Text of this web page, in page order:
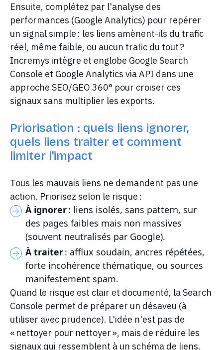
Ensuite, complétez par l'analyse des
performances (Google Analytics) pour repérer
un signal simple : les liens amènent-ils du trafic
réel, même faible, ou aucun trafic du tout ?
Incremys intègre et englobe Google Search
Console et Google Analytics via API dans une
approche SEO/GEO 360° pour croiser ces
signaux sans multiplier les exports.
Priorisation : quels liens ignorer,
quels liens traiter et comment
limiter l'impact
Tous les mauvais liens ne demandent pas une
action. Priorisez selon le risque :
À ignorer: liens isolés, sans pattern, sur
des pages faibles mais non massives
(souvent neutralisés par Google).
À traiter: afflux soudain, ancres répétées,
forte incohérence thématique, ou sources
manifestement spam.
Quand le risque est clair et documenté, la Search
Console permet de préparer un désaveu (à
utiliser avec prudence). L'idée n'est pas de
« nettoyer pour nettoyer », mais de réduire les
signaux qui ressemblent à un schéma de liens.